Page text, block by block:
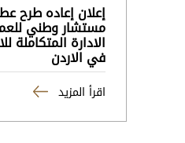
إعلان إعاده طرح
مستشار وطني
الادارة المتكاملة
في الاردن
اقرأ المزيد